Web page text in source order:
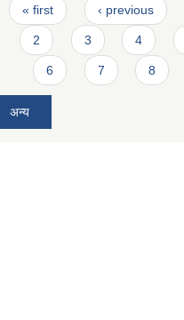
Pages
« first ‹ previous
2 3 4
6 7 8
अन्य